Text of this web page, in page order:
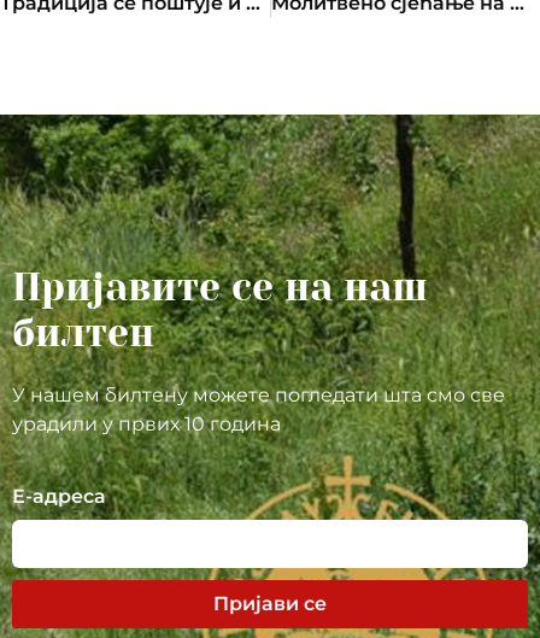
Пријавите се на наш
билтен
У нашем билтену можете погледати шта смо све
урадили у првих 10 година
Е-адреса
Пријави се